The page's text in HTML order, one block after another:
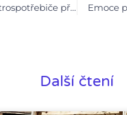
Elektrospotřebiče při vyklízení Emoce
Další čtení